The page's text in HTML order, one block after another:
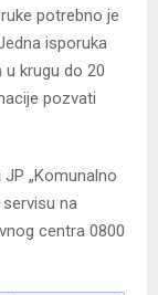
potrebno je
isporuka
krugu do 20
pozvati
„Komunalno
na
centra 0800